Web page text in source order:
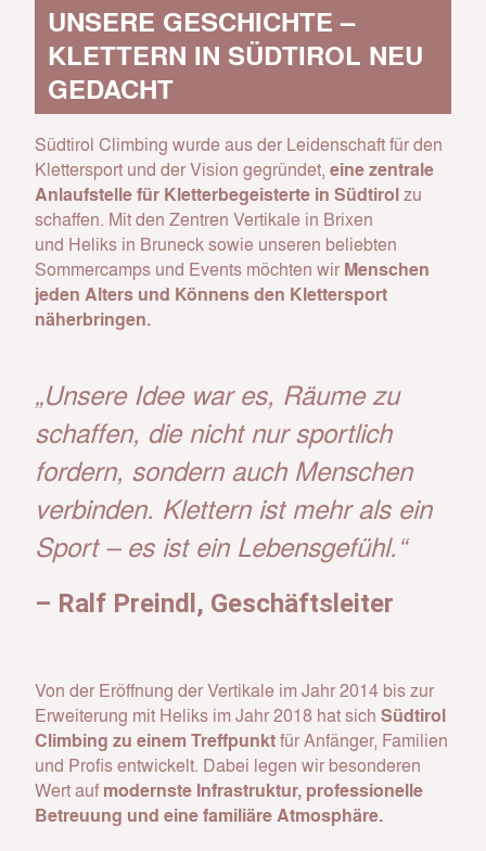
UNSERE GESCHICHTE –
KLETTERN IN SÜDTIROL NEU
GEDACHT
Südtirol Climbing wurde aus der Leidenschaft für den
Klettersport und der Vision gegründet, eine zentrale
Anlaufstelle für Kletterbegeisterte in Südtirolzu
schaffen. Mit den Zentren Vertikale in Brixen
und Heliks in Bruneck sowie unseren beliebten
Sommercamps und Events möchten wir Menschen
jeden Alters und Könnens den Klettersport
näherbringen.
„Unsere Idee war es, Räume zu
schaffen, die nicht nur sportlich
fordern, sondern auch Menschen
verbinden. Klettern ist mehr als ein
Sport – es ist ein Lebensgefühl.“
– Ralf Preindl, Geschäftsleiter
Von der Eröffnung der Vertikale im Jahr 2014 bis zur
Erweiterung mit Heliks im Jahr 2018 hat sich Südtirol
Climbing zu einem Treffpunktfür Anfänger, Familien
und Profis entwickelt. Dabei legen wir besonderen
Wert auf modernste Infrastruktur, professionelle
Betreuung und eine familiäre Atmosphäre.